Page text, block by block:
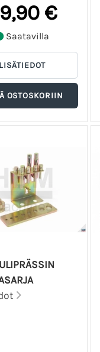
€
Saatavilla